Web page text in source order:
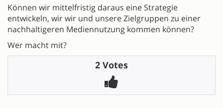
Können wir mittelfristig daraus eine Strategie
entwickeln, wir wir und unsere Zielgruppen zu einer
nachhaltigeren Mediennutzung kommen können?
Wer macht mit?
2 Votes